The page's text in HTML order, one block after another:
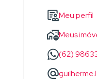
Meu perfil
Meus
(62)